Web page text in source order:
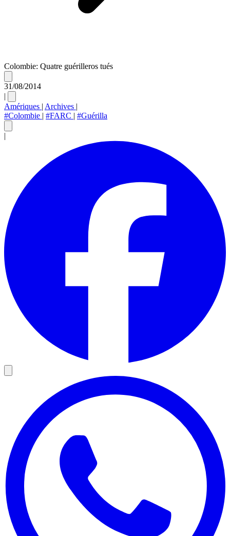
Colombie: Quatre guérilleros tués
31/08/2014
|
Amériques | Archives |
#Colombie | #FARC | #Guérilla
|